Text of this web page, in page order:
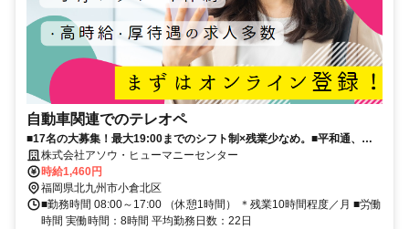
自動車関連でのテレオペ
■17名の大募集！最大19:00までのシフト制×残業少なめ。■平和通、小
倉駅チカ＆施設充実の過ごしやすいオフィス。ネイル・髪色自由でオシ
ゴト中も自分らしく♪■同期と一緒に研修を受けて心強くスタートできま
す！基礎からじっくり学べるため、ブランクがある方も安心。
株式会社アソウ・ヒューマニーセンター
時給1,460円
福岡県北九州市小倉北区
■勤務時間 08:00～17:00 （休憩1時間） ＊残業10時間程度／月 ■労働
時間 実働時間：8時間 平均勤務日数：22日